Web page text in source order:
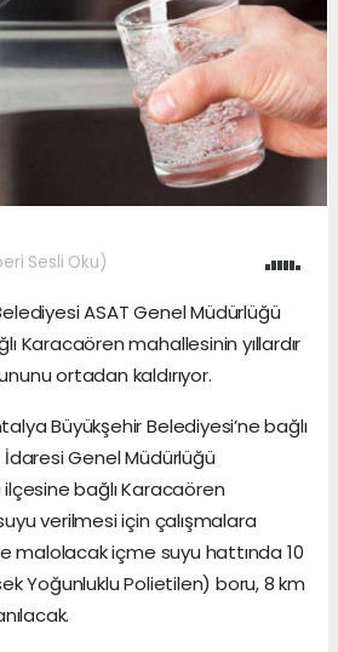
Sesli Oku)
ASAT Genel Müdürlüğü
Karacaören mahallesinin yıllardır
ortadan kaldırıyor.
Büyükşehir Belediyesi’ne bağlı
Genel Müdürlüğü
bağlı Karacaören
verilmesi için çalışmalara
malolacak içme suyu hattında 10
Yoğunluklu Polietilen) boru, 8 km